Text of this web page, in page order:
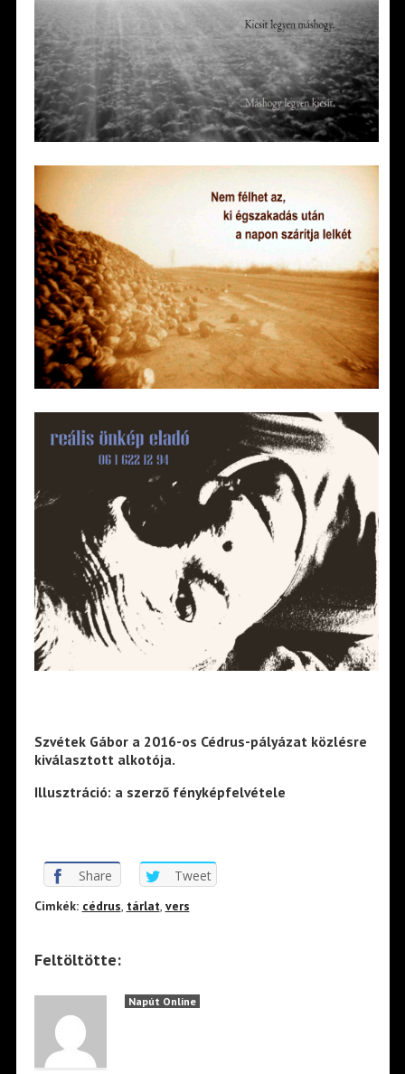
Szvétek Gábor a 2016-os Cédrus-pályázat közlésre
kiválasztott alkotója.
Illusztráció: a szerző fényképfelvétele
Share Tweet
Cimkék: cédrus, tárlat, vers
Feltöltötte:
Napút Online